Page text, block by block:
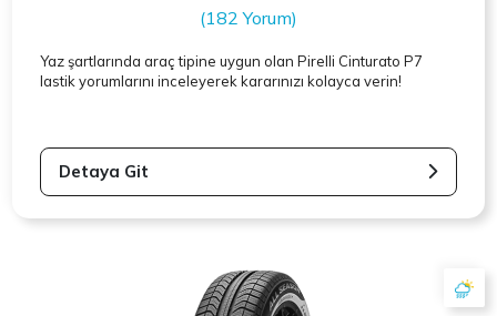
(182 Yorum)
Yaz şartlarında araç tipine uygun olanPirelli Cinturato P7
lastik yorumlarını inceleyerek kararınızı kolayca verin!
Detaya Git